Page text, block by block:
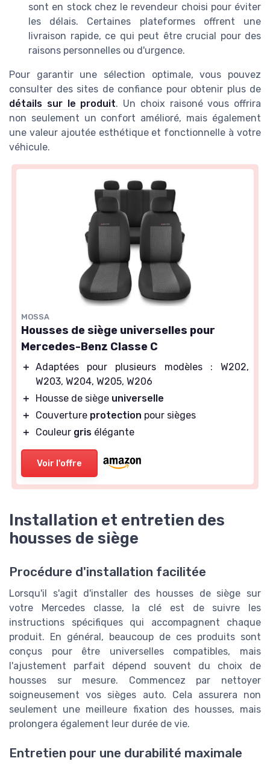
sont en stock chez le revendeur choisi pour éviter
les délais. Certaines plateformes offrent une
livraison rapide, ce qui peut être crucial pour des
raisons personnelles ou d'urgence.
Pour garantir une sélection optimale, vous pouvez
consulter des sites de confiance pour obtenir plus de
détails sur le produit. Un choix raisoné vous offrira
non seulement un confort amélioré, mais également
une valeur ajoutée esthétique et fonctionnelle à votre
véhicule.
MOSSA
Housses de siège universelles pour
Mercedes-Benz Classe C
＋ Adaptées pour plusieurs modèles : W202,
W203, W204, W205, W206
＋
Housse de siège universelle
＋
Couverture protection pour sièges
＋
Couleur gris élégante
Voir l'offre
Installation et entretien des
housses de siège
Procédure d'installation facilitée
Lorsqu'il s'agit d'installer des housses de siège sur
votre Mercedes classe, la clé est de suivre les
instructions spécifiques qui accompagnent chaque
produit. En général, beaucoup de ces produits sont
conçus pour être universelles compatibles, mais
l'ajustement parfait dépend souvent du choix de
housses sur mesure. Commencez par nettoyer
soigneusement vos sièges auto. Cela assurera non
seulement une meilleure fixation des housses, mais
prolongera également leur durée de vie.
Entretien pour une durabilité maximale